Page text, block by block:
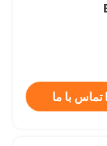
تماس با ما